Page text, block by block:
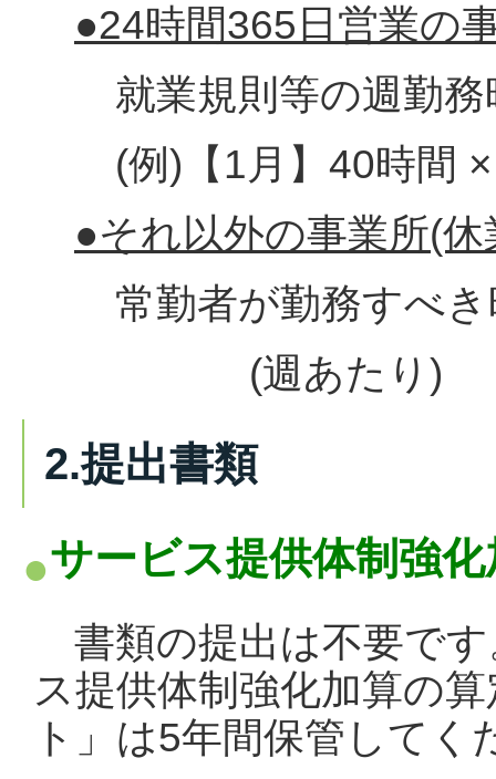
●24時間365日営業の
就業規則等の週勤務
(例)【1月】40時間 ×
●それ以外の事業所(
常勤者が勤務すべ
(週あたり) (月
2.提出書類
サービス提供体制強
書類の提出は不要で
ス提供体制強化加算の
ト」は5年間保管してく